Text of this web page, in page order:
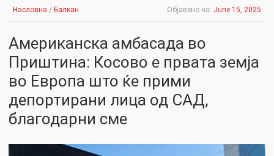
Насловна / Балкан Објавено на: June 15, 2025
Американска амбасада во
Приштина: Косово е првата земја
во Европа што ќе прими
депортирани лица од САД,
благодарни сме